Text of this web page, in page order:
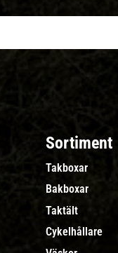
Sortiment
Takboxar
Bakboxar
Taktält
Cykelhållare